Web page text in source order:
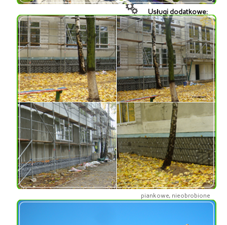
Usługi dodatkowe:
dostawa szkła
piankowego
SZKOŁY
Adres:
Kijów, Ukraina
Materiał:
materiał izolacyjny szkło
piankowe, nieobrobione